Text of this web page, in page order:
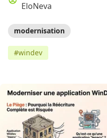
EloNeva
modernisation
#windev